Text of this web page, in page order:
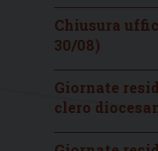
Chiusura
30/08)
Giornate
clero